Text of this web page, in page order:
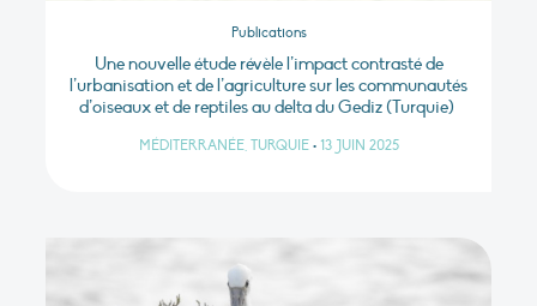
Publications
Une nouvelle étude révèle l’impact contrasté de
l’urbanisation et de l’agriculture sur les communautés
d’oiseaux et de reptiles au delta du Gediz (Turquie)
MÉDITERRANÉE, TURQUIE • 13 JUIN 2025